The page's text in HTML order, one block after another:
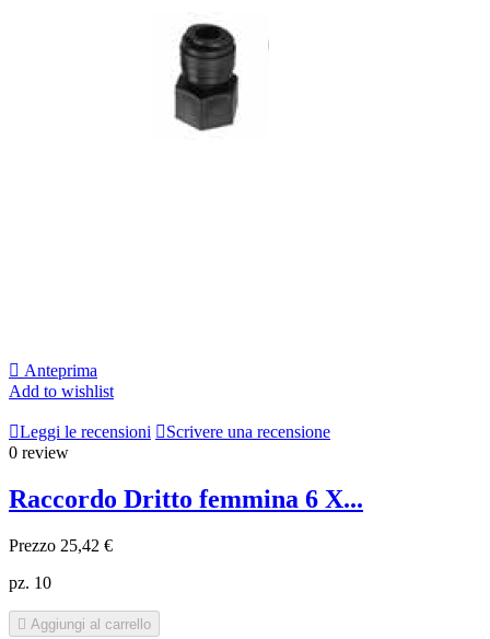
 Anteprima
Add to wishlist
Leggi le recensioni Scrivere una recensione
0 review
Raccordo Dritto femmina 6 X...
Prezzo 25,42 €
pz. 10
 Aggiungi al carrello